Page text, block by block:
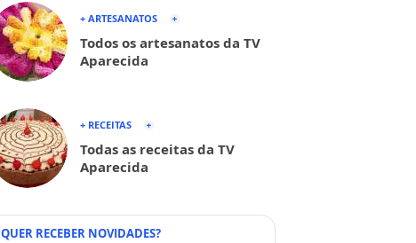
+ ARTESANATOS
Todos os artesanatos da TV
Aparecida
+ RECEITAS
Todas as receitas da TV
Aparecida
QUER RECEBER NOVIDADES?